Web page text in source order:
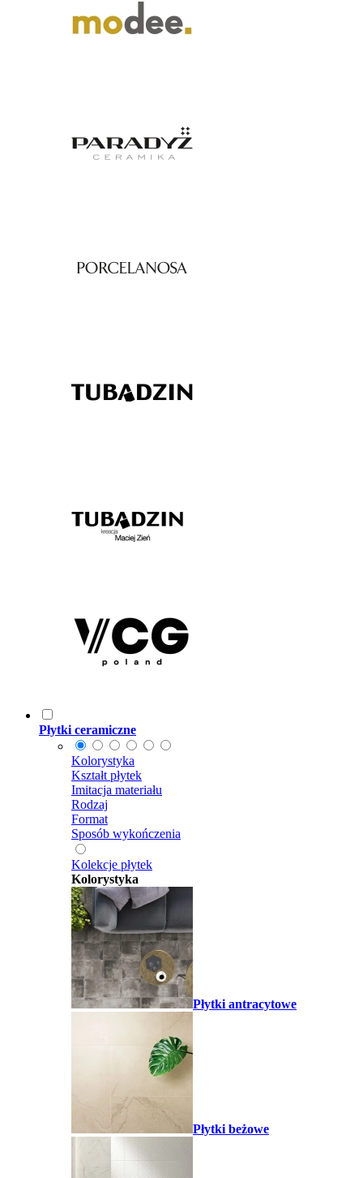
Płytki ceramiczne
Kolorystyka
Kształt płytek
Imitacja materiału
Rodzaj
Format
Sposób wykończenia
Kolekcje płytek
Kolorystyka
Płytki antracytowe
Płytki beżowe